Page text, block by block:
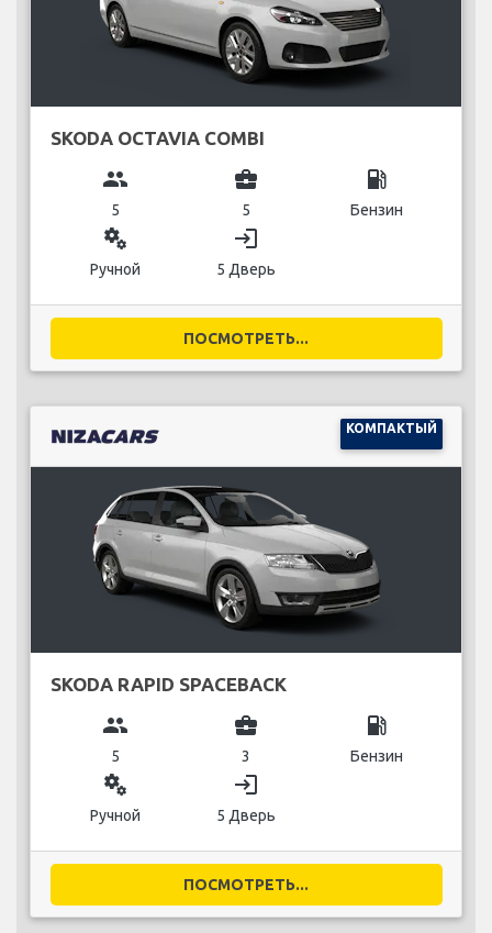
SKODA OCTAVIA COMBI
group
5
business_center
5
local_gas_station
Бензин
miscellaneous_services
Ручной
login
5 Дверь
ПОСМОТРЕТЬ...
КОМПАКТЫЙ
SKODA RAPID SPACEBACK
group
5
business_center
3
local_gas_station
Бензин
miscellaneous_services
Ручной
login
5 Дверь
ПОСМОТРЕТЬ...